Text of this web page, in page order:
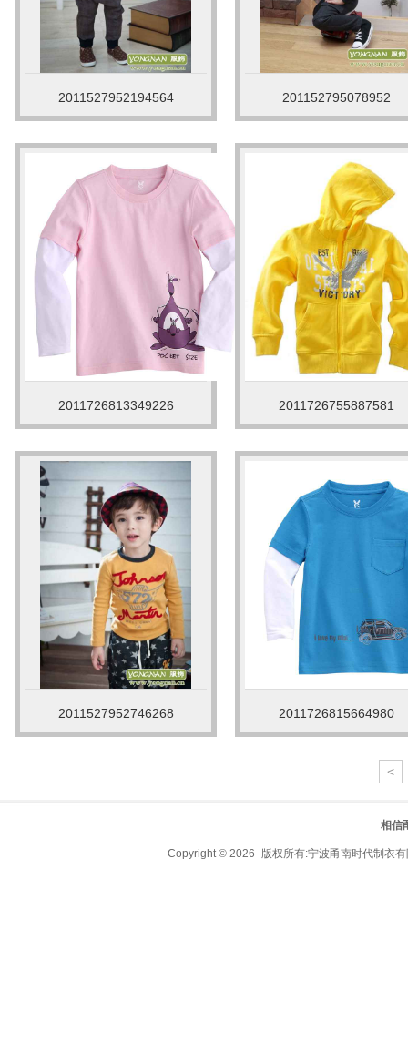
2011527952194564 201152795078952
2011726813349226 2011726755887581
2011527952746268 2011726815664980
<
相信
Copyright © 2026- 版权所有:宁波甬南时代制衣